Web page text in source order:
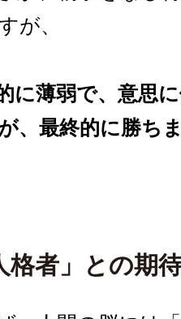
が、
に薄弱で、意思
、最終的に勝ち
格者」との期